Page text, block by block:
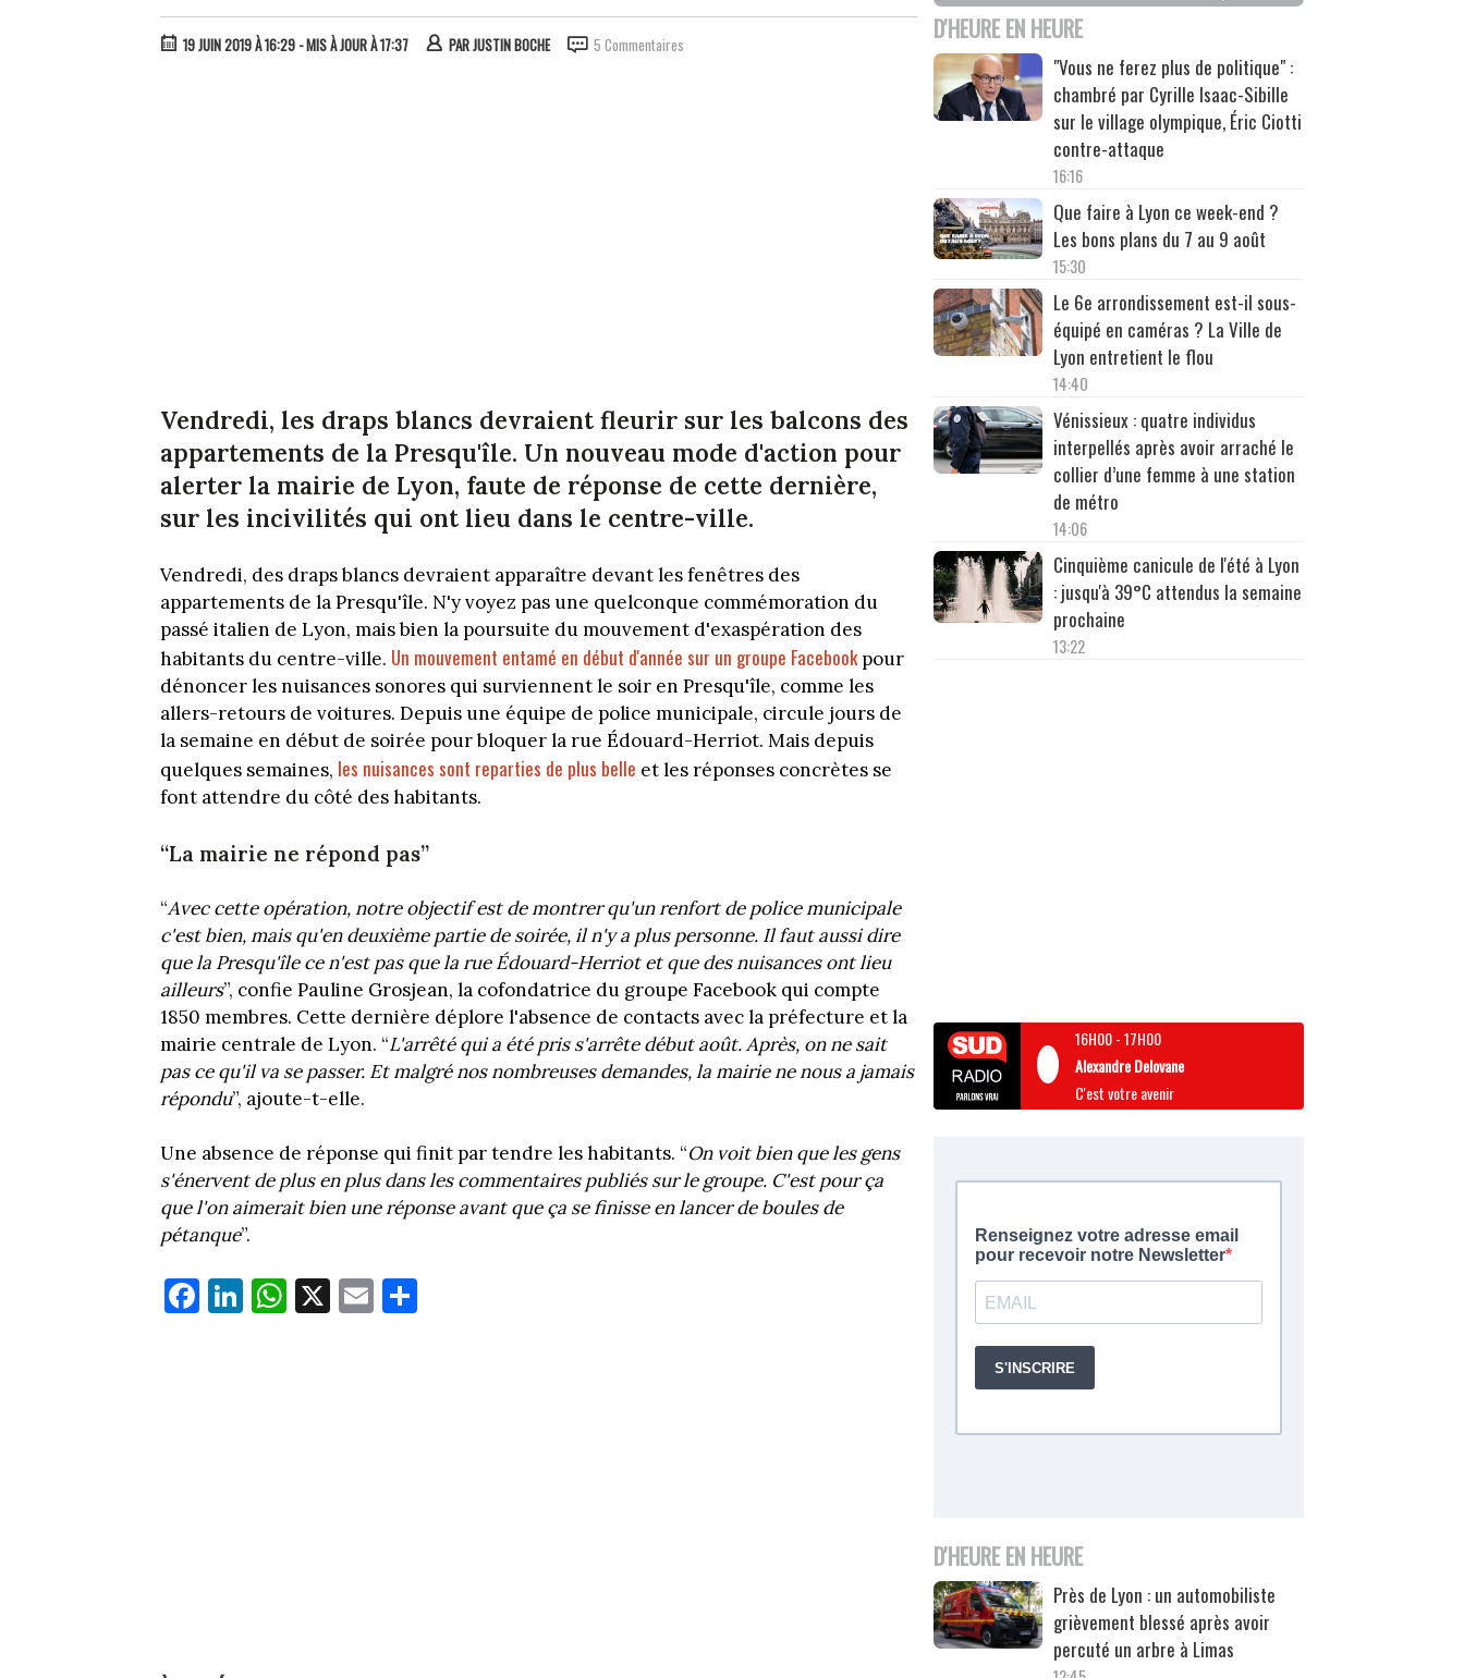
19 JUIN 2019 À 16:29 - MIS À JOUR À 17:37 PARJUSTIN BOCHE 5 Commentaires
Vendredi, les draps blancs devraient fleurir sur les balcons des
appartements de la Presqu'île. Un nouveau mode d'action pour
alerter la mairie de Lyon, faute de réponse de cette dernière,
sur les incivilités qui ont lieu dans le centre-ville.
Vendredi, des draps blancs devraient apparaître devant les fenêtres des
appartements de la Presqu'île. N'y voyez pas une quelconque commémoration du
passé italien de Lyon, mais bien la poursuite du mouvement d'exaspération des
habitants du centre-ville. Un mouvement entamé en début d'année sur un groupe Facebookpour
dénoncerles nuisances sonores qui surviennent le soir en Presqu'île, comme les
allers-retours de voitures. Depuis une équipe de police municipale, circule jours de
la semaine en début de soirée pour bloquer la rue Édouard-Herriot. Mais depuis
quelques semaines, les nuisances sont reparties de plus belle et les réponses concrètes se
font attendre du côté des habitants.
“La mairie ne répond pas”
“Avec cette opération, notre objectif est de montrer qu'un renfort de police municipale
c'est bien, mais qu'en deuxième partie de soirée, il n'y a plus personne. Il faut aussi dire
que la Presqu'île ce n'est pas que la rue Édouard-Herriot et que des nuisances ont lieu
ailleurs”, confie Pauline Grosjean, la cofondatrice du groupe Facebook qui compte
1850 membres. Cette dernière déplore l'absence de contacts avec la préfecture et la
mairie centrale de Lyon. “L'arrêté qui a été pris s'arrête début août. Après, on ne sait
pas ce qu'il va se passer. Et malgré nos nombreuses demandes, la mairie ne nous a jamais
répondu”, ajoute-t-elle.
Une absence de réponse qui finit par tendre les habitants. “On voit bien que les gens
s'énervent de plus en plus dans les commentaires publiés sur le groupe. C'est pour ça
que l'on aimerait bien une réponse avant que ça se finisse en lancer de boules de
pétanque”.
Fa
ce
Li
nk
W
ha
X E
m
D'HEURE EN HEURE
"Vous ne ferez plus de politique" :
chambré par Cyrille Isaac-Sibille
sur le village olympique, Éric Ciotti
contre-attaque
16:16
Que faire à Lyon ce week-end ?
Les bons plans du 7 au 9 août
15:30
Le 6e arrondissement est-il sous-
équipé en caméras ? La Ville de
Lyon entretient le flou
14:40
Vénissieux : quatre individus
interpellés après avoir arraché le
collier d’une femme à une station
de métro
14:06
Cinquième canicule de l'été à Lyon
: jusqu'à 39°C attendus la semaine
prochaine
13:22
16H00-17H00
Alexandre Delovane
C'est votre avenir
D'HEURE EN HEURE
Près de Lyon : un automobiliste
grièvement blessé après avoir
percuté un arbre à Limas